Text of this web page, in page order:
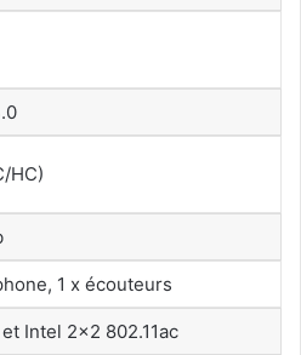
HC)
1 x écouteurs
Intel 2×2 802.11ac